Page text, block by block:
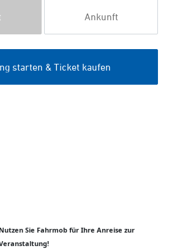
Nutzen Sie Fahrmob für Ihre Anreise zur